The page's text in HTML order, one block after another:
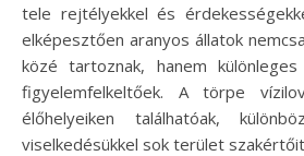
tele rejtélyekkel és
elképesztően aranyos állatok
közé tartoznak, hanem
figyelemfelkeltőek. A törpe
élőhelyeiken találhatóak,
viselkedésükkel sok terület